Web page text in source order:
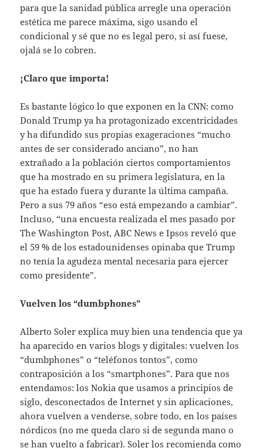
para que la sanidad pública arregle una operación
estética me parece máxima, sigo usando el
condicional y sé que no es legal pero, si así fuese,
ojalá se lo cobren.
¡Claro que importa!
Es bastante lógico lo que exponen en la CNN: como
Donald Trump ya ha protagonizado excentricidades
y ha difundido sus propias exageraciones “mucho
antes de ser considerado anciano”, no han
extrañado a la población ciertos comportamientos
que ha mostrado en su primera legislatura, en la
que ha estado fuera y durante la última campaña.
Pero a sus 79 años “eso está empezando a cambiar”.
Incluso, “una encuesta realizada el mes pasado por
The Washington Post, ABC News e Ipsos reveló que
el 59 % de los estadounidenses opinaba que Trump
no tenía la agudeza mental necesaria para ejercer
como presidente”.
Vuelven los “dumbphones”
Alberto Soler explica muy bien una tendencia que ya
ha aparecido en varios blogs y digitales: vuelven los
“dumbphones” o “teléfonos tontos”, como
contraposición a los “smartphones”. Para que nos
entendamos: los Nokia que usamos a principios de
siglo, desconectados de Internet y sin aplicaciones,
ahora vuelven a venderse, sobre todo, en los países
nórdicos (no me queda claro si de segunda mano o
se han vuelto a fabricar). Soler los recomienda como